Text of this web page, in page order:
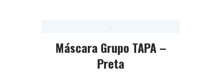
Máscara Grupo TAPA –
Preta